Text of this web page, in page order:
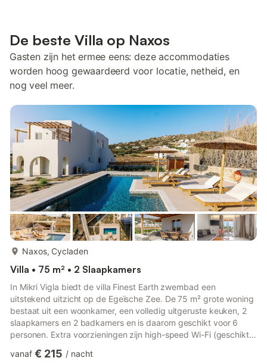
De beste Villa op Naxos
Gasten zijn het ermee eens: deze accommodaties
worden hoog gewaardeerd voor locatie, netheid, en
nog veel meer.
Naxos, Cycladen
Villa • 75 m² • 2 Slaapkamers
In Mikri Vigla biedt de villa Finest Earth zwembad een
uitstekend uitzicht op de Egeïsche Zee. De 75 m² grote woning
bestaat uit een woonkamer, een volledig uitgeruste keuken, 2
slaapkamers en 2 badkamers en is daarom geschikt voor 6
personen. Extra voorzieningen zijn high-speed Wi-Fi (geschikt
wasmachine. Een babybedje en een kinderstoel zijn ook
vanaf € 215 / nacht